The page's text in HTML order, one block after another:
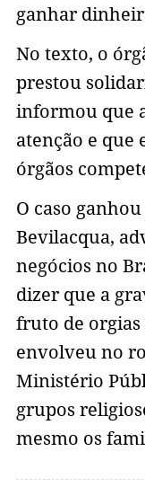
ganhar
No texto, o
prestou
informou que
atenção e que
órgãos
O caso
Bevilacqua,
negócios no
dizer que a
fruto de orgias
envolveu no
Ministério
grupos
mesmo os